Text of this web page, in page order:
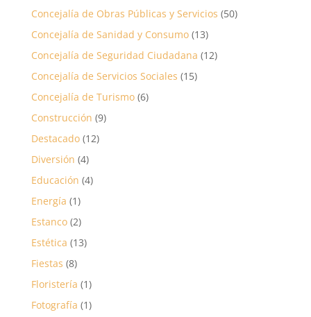
Concejalía de Obras Públicas y Servicios (50)
Concejalía de Sanidad y Consumo(13)
Concejalía de Seguridad Ciudadana (12)
Concejalía de Servicios Sociales (15)
Concejalía de Turismo(6)
Construcción (9)
Destacado(12)
Diversión (4)
Educación (4)
Energía (1)
Estanco(2)
Estética (13)
Fiestas (8)
Floristería (1)
Fotografía (1)